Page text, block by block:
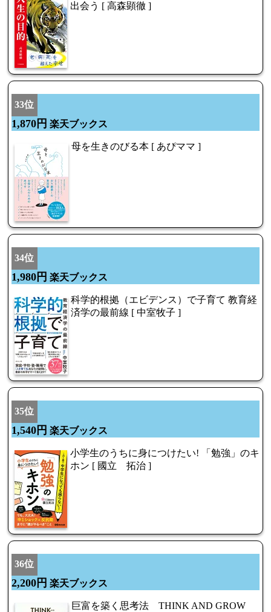
出会う [ 高森顕徹 ]
33位
1,870円 楽天ブックス
母を生きのびる本 [ あぴママ ]
34位
1,980円 楽天ブックス
科学的根拠（エビデンス）で子育て 教育経
済学の最前線 [ 中室牧子 ]
35位
1,540円 楽天ブックス
小学生のうちに身につけたい! 「勉強」のキ
ホン [ 國立 拓治 ]
36位
2,200円 楽天ブックス
巨富を築く思考法 THINK AND GROW